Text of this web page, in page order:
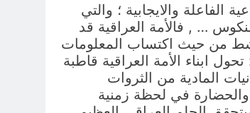
والايجابية ؛ والتي
… , فالأمة العراقية قد
من حيث اكتساب المعلومات
ابناء الأمة العراقية قاطبة
المادية من الثروات
والحضارة في لحظة زمنية